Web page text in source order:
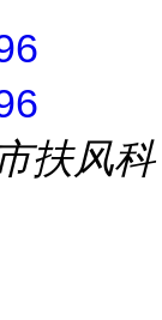
扶风科